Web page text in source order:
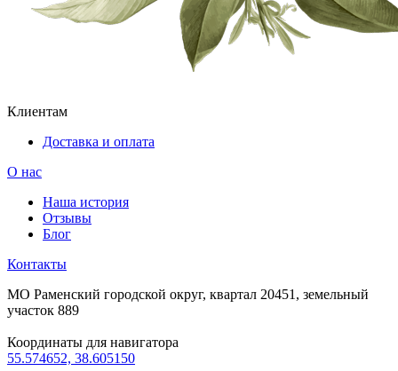
Клиентам
Доставка и оплата
О нас
Наша история
Отзывы
Блог
Контакты
МО Раменский городской округ, квартал 20451, земельный
участок 889
Координаты для навигатора
55.574652, 38.605150